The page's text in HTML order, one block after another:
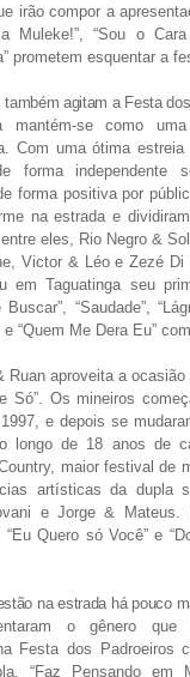
irão compor a
Muleke!”, “Sou o
prometem esquentar a
também agitam a Festa
mantém-se como
Com uma ótima estreia
forma independente
forma positiva por
na estrada e
eles, Rio Negro &
Victor & Léo e Zezé
em Taguatinga seu
“Saudade”,
e “Quem Me Dera Eu”
Ruan aproveita a
Só”. Os mineiros
e depois se
longo de 18 anos de
maior festival de
artísticas da dupla
e Jorge & Mateus.
“Eu Quero só Você” e
na estrada há pouco
o gênero que
Festa dos Padroeiros
“Faz Pensando em